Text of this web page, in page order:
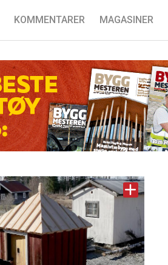
KOMMENTARER MAGASINER